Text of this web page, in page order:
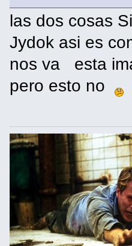
las dos cosas
Jydok asi es
nos va esta
pero esto no